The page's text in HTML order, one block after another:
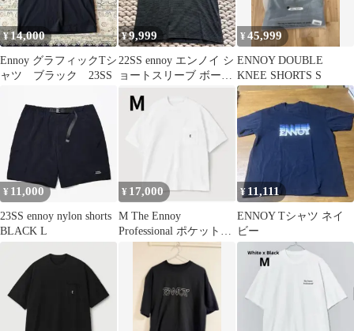
¥14,000
Ennoy グラフィックTシ
ャツ ブラック 23SS
¥9,999
22SS ennoy エンノイ シ
ョートスリーブ ボーダ
¥45,999
ENNOY DOUBLE
KNEE SHORTS S
¥ 11,000
23SS ennoy nylon shorts
BLACK L
¥ 17,000
M The Ennoy
Professional ポケットT
シャツ White
¥ 11,111
ENNOY Tシャツ ネイ
ビー